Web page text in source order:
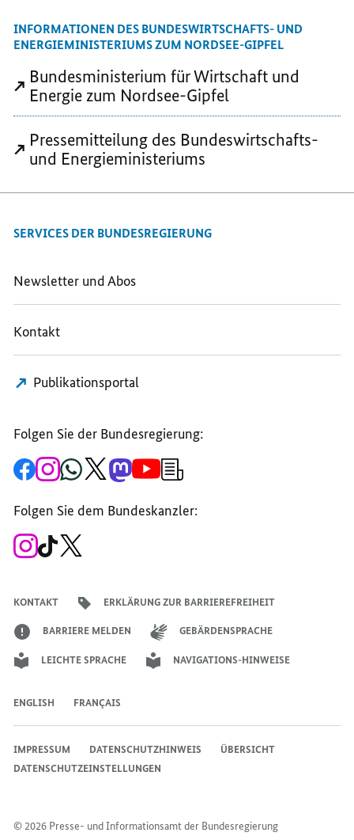
TEILEN,
FÜR
UNABHÄNGIGE
UND
SICHERE
IN
EUROPA
FÜR
UNABHÄNGIGE
UND
SICHERE
EUROPA
FÜR
UNABHÄNGIGE
UND
EUROPA
INFORMATIONEN DES BUNDESWIRTSCHAFTS- UND
ENERGIEMINISTERIUMS ZUM NORDSEE-GIPFEL
Bundesministerium für Wirtschaft und
Energie zum Nordsee-Gipfel
Pressemitteilung des Bundeswirtschafts-
und Energieministeriums
SERVICES DER BUNDESREGIERUNG
Newsletter und Abos
Kontakt
Publikationsportal
Folgen Sie der Bundesregierung:
Zur
Facebook-
Bundesregierung
Zum
Instagram-
der
Bundesregierung
Zum
WhatsApp-
der
Bundesregierung
Zum
X-
Regierungssprechers
Zum
Mastodon-
der
Bundesregierung
Zum
YouTube-
Bundesregierung
Anmeldung
Folgen Sie dem Bundeskanzler:
Zum
Instagram-
Zum
TikTok-
KONTAKT ERKLÄRUNG ZUR BARRIEREFREIHEIT
BARRIERE MELDEN GEBÄRDENSPRACHE
LEICHTE SPRACHE NAVIGATIONS-HINWEISE
ENGLISH FRANÇAIS
© 2026 Presse- und Informationsamt der Bundesregierung
IMPRESSUM DATENSCHUTZHINWEIS
ÜBERSICHT
DATENSCHUTZEINSTELLUNGEN